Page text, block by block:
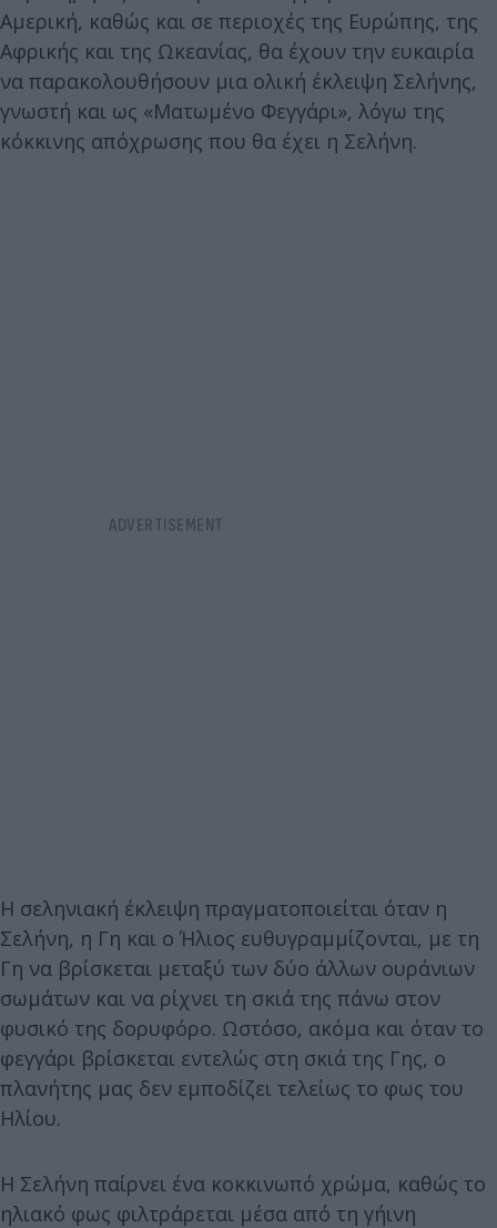
Αμερική, καθώς και σε περιοχές της Ευρώπης, της
Αφρικής και της Ωκεανίας, θα έχουν την ευκαιρία
να παρακολουθήσουν μια ολική έκλειψη Σελήνης,
γνωστή και ως «Ματωμένο Φεγγάρι», λόγω της
κόκκινης απόχρωσης που θα έχει η Σελήνη.
Η σεληνιακή έκλειψη πραγματοποιείται όταν η
Σελήνη, η Γη και ο Ήλιος ευθυγραμμίζονται, με τη
Γη να βρίσκεται μεταξύ των δύο άλλων ουράνιων
σωμάτων και να ρίχνει τη σκιά της πάνω στον
φυσικό της δορυφόρο. Ωστόσο, ακόμα και όταν το
φεγγάρι βρίσκεται εντελώς στη σκιά της Γης, ο
πλανήτης μας δεν εμποδίζει τελείως το φως του
Ηλίου.
Η Σελήνη παίρνει ένα κοκκινωπό χρώμα, καθώς το
ηλιακό φως φιλτράρεται μέσα από τη γήινη